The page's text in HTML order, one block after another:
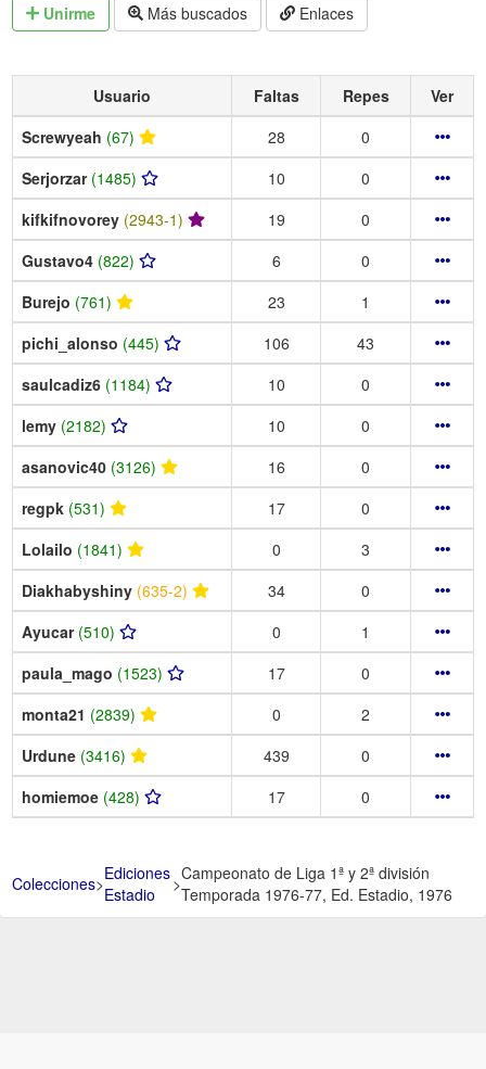
Unirme Más buscados Enlaces
Usuario Faltas Repes
Ver
Screwyeah (67) 28
0
Serjorzar (1485) 10
0
kifkifnovorey (2943-1) 19
0
Gustavo4 (822) 6
0
Burejo (761) 23
1
pichi_alonso (445) 106
43
saulcadiz6 (1184) 10
0
lemy (2182) 10
0
asanovic40 (3126) 16
0
regpk (531) 17
0
Lolailo (1841) 0
3
Diakhabyshiny (635-2) 34
0
Ayucar (510) 0
1
paula_mago (1523) 17
0
monta21 (2839) 0
2
Urdune (3416) 439
0
homiemoe (428) 17 0
Colecciones>Ediciones
Estadio
>Campeonato de Liga 1ª y 2ª división
Temporada 1976-77, Ed. Estadio, 1976